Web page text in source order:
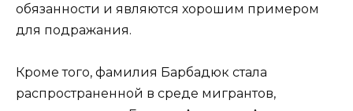
обязанности и являются хорошим примером
для подражания.
Кроме того, фамилия Барбадюк стала
распространенной в среде мигрантов,